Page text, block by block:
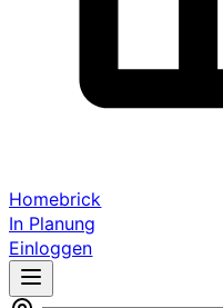
Homebrick
In Planung
Einloggen